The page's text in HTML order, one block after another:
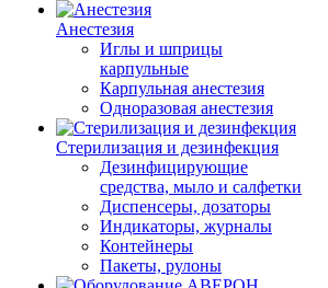
Анестезия
Иглы и шприцы
карпульные
Карпульная анестезия
Одноразовая анестезия
Стерилизация и дезинфекция
Дезинфицирующие
средства, мыло и салфетки
Диспенсеры, дозаторы
Индикаторы, журналы
Контейнеры
Пакеты, рулоны